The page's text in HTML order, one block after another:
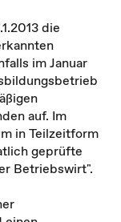
die
im Januar
auf. Im
in Teilzeitform
geprüfte
Betriebswirt".